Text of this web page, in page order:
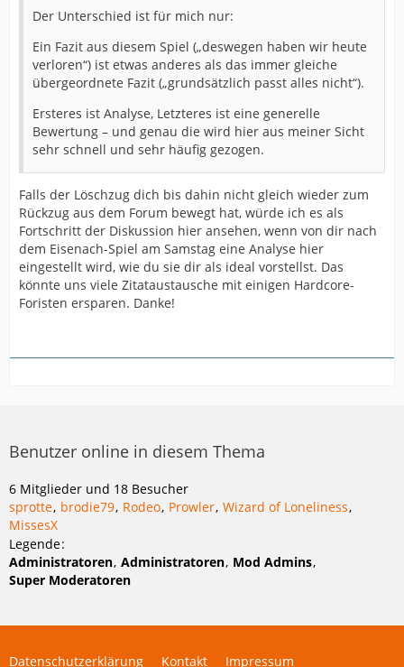
Der Unterschied ist für mich nur:
Ein Fazit aus diesem Spiel („deswegen haben wir heute
verloren“) ist etwas anderes als das immer gleiche
übergeordnete Fazit („grundsätzlich passt alles nicht“).
Ersteres ist Analyse, Letzteres ist eine generelle
Bewertung – und genau die wird hier aus meiner Sicht
sehr schnell und sehr häufig gezogen.
Falls der Löschzug dich bis dahin nicht gleich wieder zum
Rückzug aus dem Forum bewegt hat, würde ich es als
Fortschritt der Diskussion hier ansehen, wenn von dir nach
dem Eisenach-Spiel am Samstag eine Analyse hier
eingestellt wird, wie du sie dir als ideal vorstellst. Das
könnte uns viele Zitataustausche mit einigen Hardcore-
Foristen ersparen. Danke!
Benutzer online in diesem Thema
6 Mitglieder und 18 Besucher
sprotte brodie79 Rodeo Prowler Wizard of Loneliness
MissesX
Legende
Administratoren Administratoren Mod Admins
Super Moderatoren
Datenschutzerklärung Kontakt Impressum